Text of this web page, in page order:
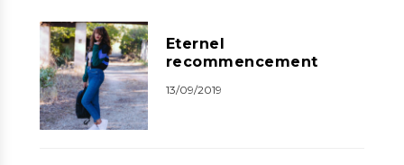
Eternel
recommencement
13/09/2019